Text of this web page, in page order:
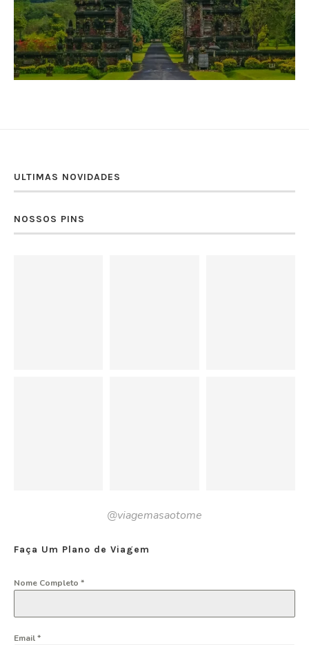
ULTIMAS NOVIDADES
NOSSOS PINS
@viagemasaotome
Faça Um Plano de Viagem
Nome Completo *
Email*